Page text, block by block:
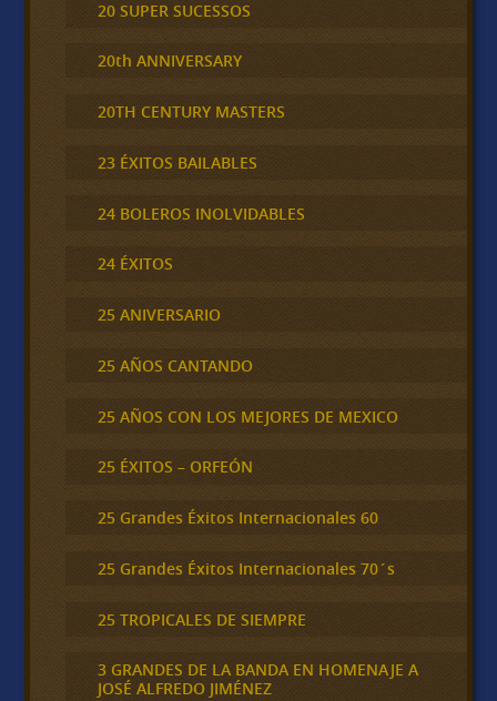
20 SUPER SUCESSOS
20th ANNIVERSARY
20TH CENTURY MASTERS
23 ÉXITOS BAILABLES
24 BOLEROS INOLVIDABLES
24 ÉXITOS
25 ANIVERSARIO
25 AÑOS CANTANDO
25 AÑOS CON LOS MEJORES DE MEXICO
25 ÉXITOS – ORFEÓN
25 Grandes Éxitos Internacionales 60
25 Grandes Éxitos Internacionales 70´s
25 TROPICALES DE SIEMPRE
3 GRANDES DE LA BANDA EN HOMENAJE A
JOSÉ ALFREDO JIMÉNEZ